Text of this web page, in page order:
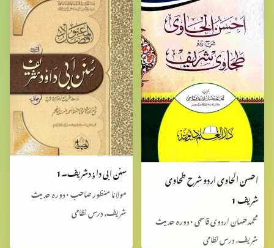
احسن الحاوی اردو شرح طحاوی
شریف 1
محمدحسان اردوی قاسمی • دورہ حدیث
شریف, درس نظامی
سنن ابی داٶدشریف۔1
مولانا منظور صاحب • دورہ حدیث
شریف, درس نظامی